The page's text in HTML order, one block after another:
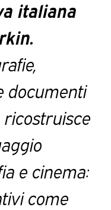
italiana
.
documenti
ricostruisce
e cinema:
come